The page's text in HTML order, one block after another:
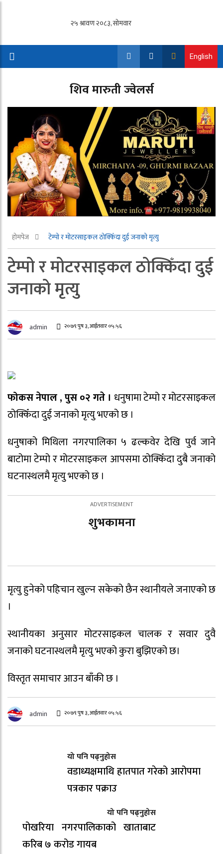
English
शिव मारुती ज्वेलर्स
होमपेज टेम्पो र मोटरसाइकल ठोक्किँदा दुई जनाको मृत्यु
टेम्पो र मोटरसाइकल ठोक्किँदा दुई
जनाको मृत्यु
admin २०७९ पुष ३, आईतवार ०५:५६
फोकस नेपाल , पुस ०२ गते । धनुषामा टेम्पो र मोटरसाइकल
ठोक्किँदा दुई जनाको मृत्यु भएको छ ।
धनुषाको मिथिला नगरपालिका ५ ढल्कवेर देखि पुर्व जाने
बाटोमा टेम्पो र मोटरसाइकल आपसमा ठोक्किँदा दुबै जनाको
घटनास्थलमै मृत्यु भएको छ ।
शुभकामना
मृत्यु हुनेको पहिचान खुल्न सकेको छैन स्थानीयले जनाएको छ
।
स्थानीयका अनुसार मोटरसाइकल चालक र सवार दुवै
जनाको घटनास्थलमै मृत्यु भएको कुरा बुझिएको छ।
विस्तृत समाचार आउन बाँकी छ ‌।
admin २०७९ पुष ३, आईतवार ०५:५६
यो पनि पढ्नुहोस
वडाध्यक्षमाथि हातपात गरेको आरोपमा
पत्रकार पक्राउ
यो पनि पढ्नुहोस
पोखरिया नगरपालिकाको खाताबाट
करिब ७ करोड गायब